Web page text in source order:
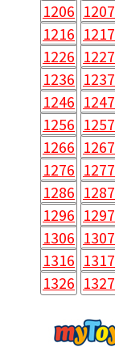
1206 1207
1216 1217
1226 1227
1236 1237
1246 1247
1256 1257
1266 1267
1276 1277
1286 1287
1296 1297
1306 1307
1316 1317
1326 1327